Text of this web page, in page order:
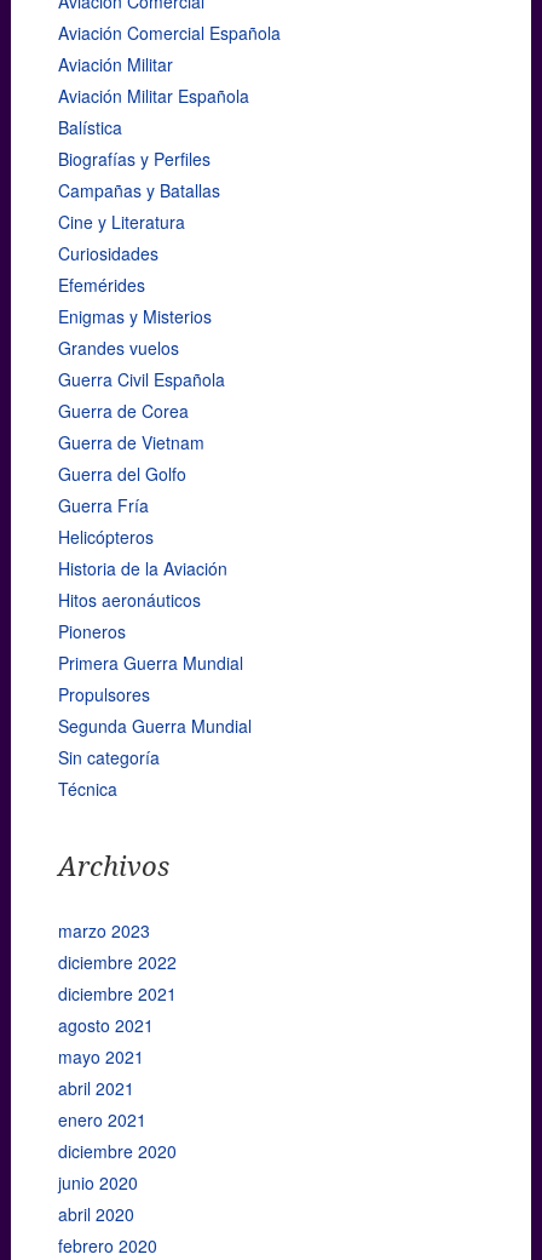
Aviación Comercial Española
Aviación Militar
Aviación Militar Española
Balística
Biografías y Perfiles
Campañas y Batallas
Cine y Literatura
Curiosidades
Efemérides
Enigmas y Misterios
Grandes vuelos
Guerra Civil Española
Guerra de Corea
Guerra de Vietnam
Guerra del Golfo
Guerra Fría
Helicópteros
Historia de la Aviación
Hitos aeronáuticos
Pioneros
Primera Guerra Mundial
Propulsores
Segunda Guerra Mundial
Sin categoría
Técnica
Archivos
marzo 2023
diciembre 2022
diciembre 2021
agosto 2021
mayo 2021
abril 2021
enero 2021
diciembre 2020
junio 2020
abril 2020
febrero 2020